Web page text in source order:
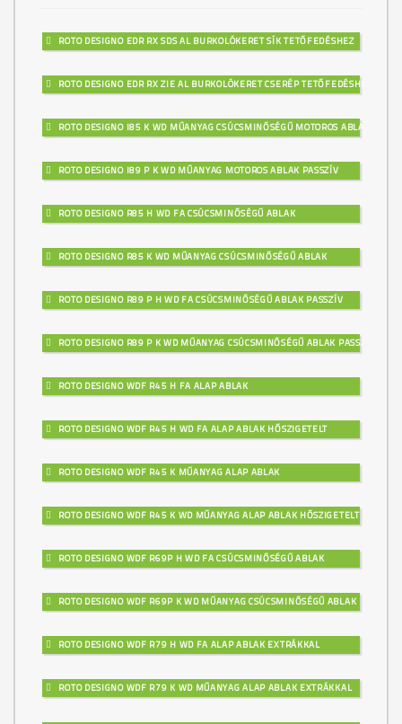
ROTO DESIGNO EDR RX SDS AL BURKOLÓKERET SÍK TETŐFEDÉSHEZ
ROTO DESIGNO EDR RX ZIE AL BURKOLÓKERET CSERÉP TETŐFEDÉSHEZ
ROTO DESIGNO I85 K WD MŰANYAG CSÚCSMINŐSÉGŰ MOTOROS ABLAK
ROTO DESIGNO I89 P K WD MŰANYAG MOTOROS ABLAK PASSZÍV
ROTO DESIGNO R85 H WD FA CSÚCSMINŐSÉGŰ ABLAK
ROTO DESIGNO R85 K WD MŰANYAG CSÚCSMINŐSÉGŰ ABLAK
ROTO DESIGNO R89 P H WD FA CSÚCSMINŐSÉGŰ ABLAK PASSZÍV
ROTO DESIGNO R89 P K WD MŰANYAG CSÚCSMINŐSÉGŰ ABLAK PASSZÍV
ROTO DESIGNO WDF R45 H FA ALAP ABLAK
ROTO DESIGNO WDF R45 H WD FA ALAP ABLAK HŐSZIGETELT
ROTO DESIGNO WDF R45 K MŰANYAG ALAP ABLAK
ROTO DESIGNO WDF R45 K WD MŰANYAG ALAP ABLAK HŐSZIGETELT
ROTO DESIGNO WDF R69P H WD FA CSÚCSMINŐSÉGŰ ABLAK
ROTO DESIGNO WDF R69P K WD MŰANYAG CSÚCSMINŐSÉGŰ ABLAK
ROTO DESIGNO WDF R79 H WD FA ALAP ABLAK EXTRÁKKAL
ROTO DESIGNO WDF R79 K WD MŰANYAG ALAP ABLAK EXTRÁKKAL